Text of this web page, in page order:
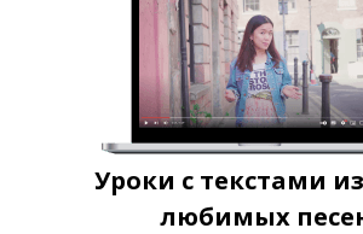
Уроки с текстами
любимых